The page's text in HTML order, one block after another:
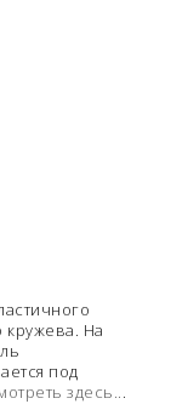
кружева. На
под
здесь...